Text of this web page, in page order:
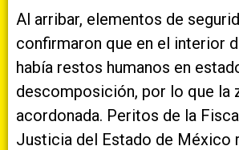
Al arribar, elementos de
confirmaron que en el interior
había restos humanos en
descomposición, por lo que la
acordonada. Peritos de la
Justicia del Estado de México